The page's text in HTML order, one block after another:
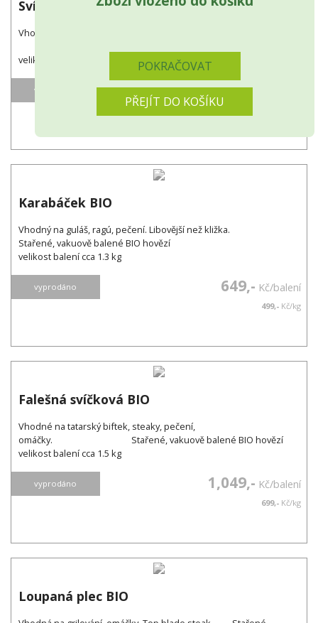
Svíčková BIO
Vhodná na steaky, minutky, tatarský biftek.
velikost balení cca 2.1 kg
vyprodáno 2,728,-
Karabáček BIO
Vhodný na guláš, ragú, pečení. Libovější než kližka.
Stařené, vakuově balené BIO hovězí
velikost balení cca 1.3 kg
vyprodáno 649,- Kč/balení
499,- Kč/kg
Falešná svíčková BIO
Vhodné na tatarský biftek, steaky, pečení,
omáčky. Stařené, vakuově balené BIO hovězí
velikost balení cca 1.5 kg
vyprodáno 1,049,- Kč/balení
699,- Kč/kg
Loupaná plec BIO
POKRAČOVAT
PŘEJÍT DO KOŠÍKU